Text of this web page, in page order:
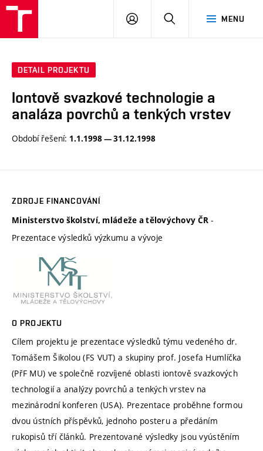
MENU
PŘIHLÁSIT
DETAIL PROJEKTU
Iontově svazkové technologie a
analáza povrchů a tenkých vrstev
Období řešení: 1.1.1998 — 31.12.1998
ZDROJE FINANCOVÁNÍ
Ministerstvo školství, mládeže a tělovýchovy ČR -
Prezentace výsledků výzkumu a vývoje
O PROJEKTU
Cílem projektu je prezentace výsledků týmu vedeného dr.
Tomášem Šikolou (FS VUT) a skupiny prof. Josefa Humlíčka
(PřF MU) ve společně rozvíjené oblasti iontově svazkových
technologií a analýzy povrchů a tenkých vrstev na
mezinárodní konferen (USA). Prezentace proběhne formou
dvou ústních příspěvků, jednoho posteru a předáním
rukopisů tří článků. Prezentované výsledky jsou vyústěním